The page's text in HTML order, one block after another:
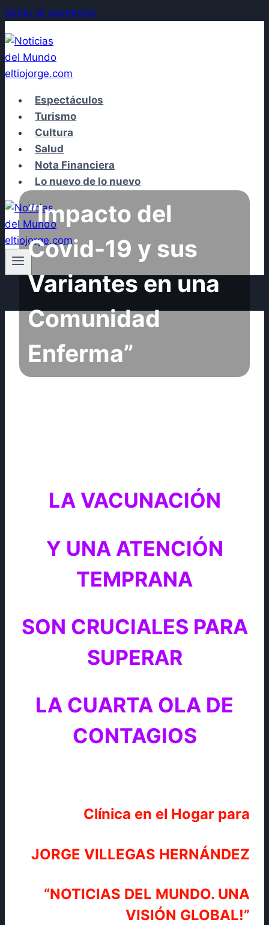
Saltar al contenido
Espectáculos
Turismo
Cultura
Salud
Nota Financiera
Lo nuevo de lo nuevo
“Impacto del
Covid-19 y sus
Variantes en una
Comunidad
Enferma”
LA VACUNACIÓN
Y UNA ATENCIÓN
TEMPRANA
SON CRUCIALES PARA
SUPERAR
LA CUARTA OLA DE
CONTAGIOS
Clínica en el Hogar para
JORGE VILLEGAS HERNÁNDEZ
“NOTICIAS DEL MUNDO. UNA
VISIÓN GLOBAL!”